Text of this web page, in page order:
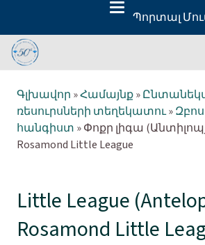
Պորտալ
Գլխավոր »Համայնք»
ռեսուրսների տեղեկատու»
հանգիստ »Փոքր լիգա
Rosamond Little League
Little League
Rosamond Little